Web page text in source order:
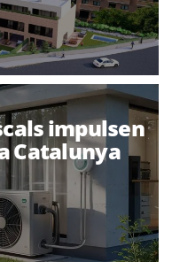
impulsen
Catalunya